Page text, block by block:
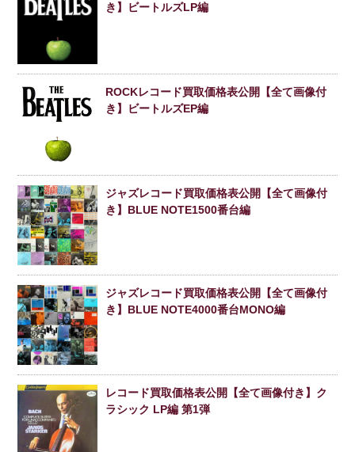
き】ビートルズLP編
ROCKレコード買取価格表公開【全て画像付
き】ビートルズEP編
ジャズレコード買取価格表公開【全て画像付
き】BLUE NOTE1500番台編
ジャズレコード買取価格表公開【全て画像付
き】BLUE NOTE4000番台MONO編
レコード買取価格表公開【全て画像付き】ク
ラシック LP編 第1弾